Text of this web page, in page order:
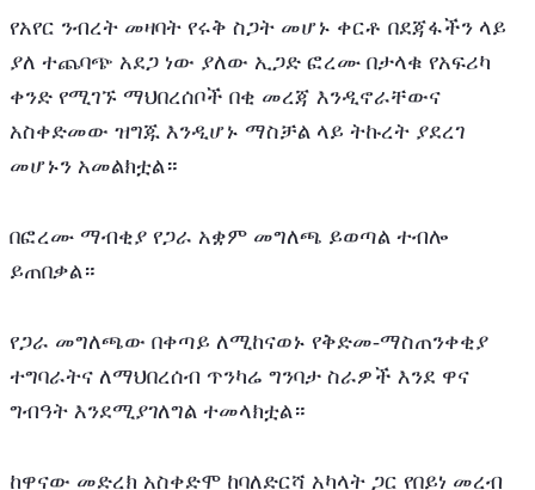
የአየር ንብረት መዛባት የሩቅ ስጋት መሆኑ ቀርቶ በደጃፋችን ላይ
ያለ ተጨባጭ አደጋ ነው ያለው ኢጋድ ፎረሙ በታላቁ የአፍሪካ
ቀንድ የሚገኙ ማህበረሰቦች በቂ መረጃ እንዲኖራቸውና
አስቀድመው ዝግጁ እንዲሆኑ ማስቻል ላይ ትኩረት ያደረገ
መሆኑን አመልክቷል።
በፎረሙ ማብቂያ የጋራ አቋም መግለጫ ይወጣል ተብሎ
ይጠበቃል።
የጋራ መግለጫው በቀጣይ ለሚከናወኑ የቅድመ-ማስጠንቀቂያ
ተግባራትና ለማህበረሰብ ጥንካሬ ግንባታ ስራዎች እንደ ዋና
ግብዓት እንደሚያገለግል ተመላክቷል።
ከዋናው መድረክ አስቀድሞ ከባለድርሻ አካላት ጋር የበይነ መረብ